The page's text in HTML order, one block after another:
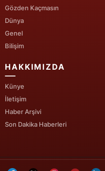
Gözden Kaçmasın
Dünya
Genel
Bilişim
HAKKIMIZDA
Künye
İletişim
Haber Arşivi
Son Dakika Haberleri